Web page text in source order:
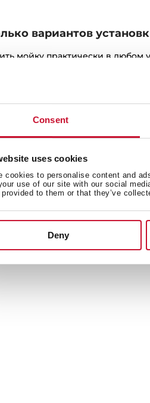
Consent
uses cookies
cookies to personalise content and
use of our site with our social
provided to them or that they’ve
Deny
вариантов
мойку практически в любом
вариантам установки,
правильное место на